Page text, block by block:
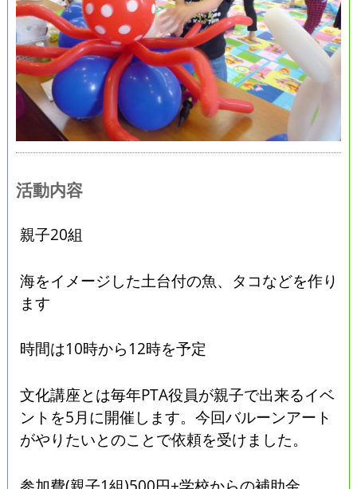
活動内容
親子20組
海をイメージした土台付の魚、タコなどを作り
ます
時間は10時から12時を予定
文化講座とは毎年PTA役員が親子で出来るイベ
ントを5月に開催します。今回バルーンアート
がやりたいとのことで依頼を受けました。